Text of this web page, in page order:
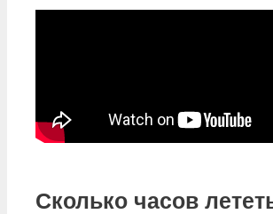
Сколько часов